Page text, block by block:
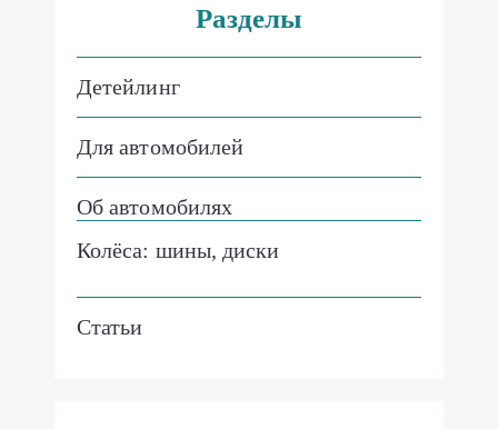
Для автомобилей
Об автомобилях
Колёса: шины, диски
Статьи